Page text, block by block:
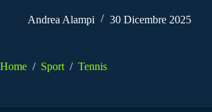
Andrea Alampi 30 Dicembre 2025
Home / Sport / Tennis